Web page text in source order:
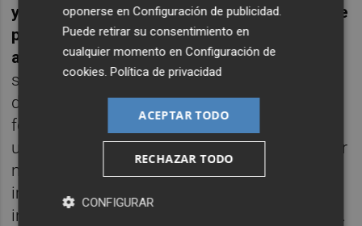
y aventura sin haber hecho ni un cursillo. Se
promociona la intensidad sin prospecto ni
advertencias(“las emociones intensas
suponen un riesgo para su salud”, debería
decir, como en las cajetillas de tabaco). Está
feo hablar de la infelicidad que conlleva ser
una persona en construcción y tironeada por
necesidades ajenas, deseos impropios,
imposturas diversas. Está feo afear la
inmadurez pero se le exige el goce supremo.
oponerse enConfiguración de publicidad
Puede retirar su consentimiento en
cualquier momento enConfiguración de
cookies .Política de privacidad
ACEPTAR TODO
RECHAZAR TODO
CONFIGURAR